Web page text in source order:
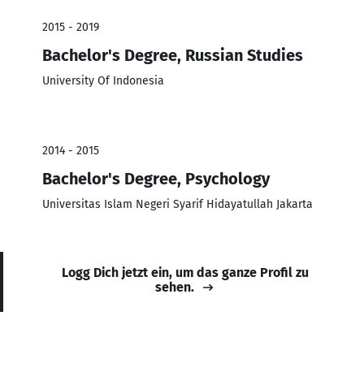
2015 - 2019
Bachelor's Degree, Russian Studies
University Of Indonesia
2014 - 2015
Bachelor's Degree, Psychology
Universitas Islam Negeri Syarif Hidayatullah Jakarta
Logg Dich jetzt ein, um das ganze Profil zu
sehen.